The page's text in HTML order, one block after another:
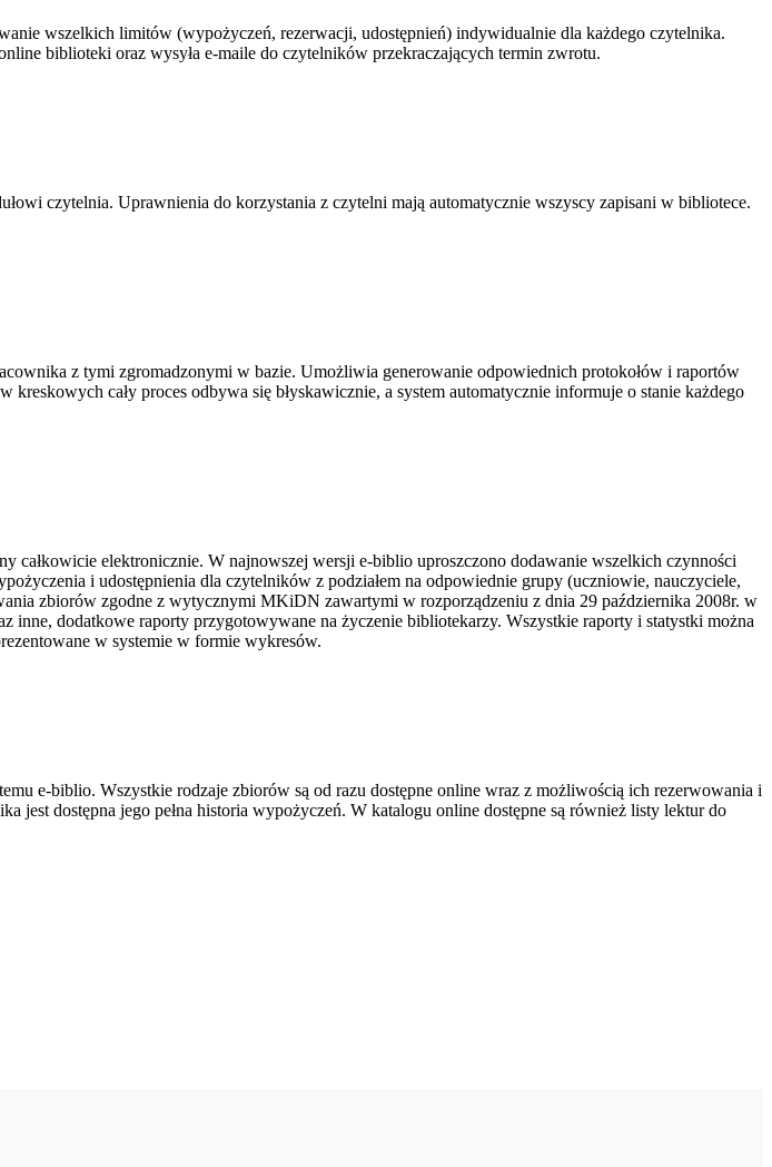
wszelkich limitów (wypożyczeń, rezerwacji, udostępnień) indywidualnie dla każdego czytelnika.
biblioteki oraz wysyła e-maile do czytelników przekraczających termin zwrotu.
czytelnia. Uprawnienia do korzystania z czytelni mają automatycznie wszyscy zapisani w bibliotece.
z tymi zgromadzonymi w bazie. Umożliwia generowanie odpowiednich protokołów i raportów
cały proces odbywa się błyskawicznie, a system automatycznie informuje o stanie każdego
całkowicie elektronicznie. W najnowszej wersji e-biblio uproszczono dodawanie wszelkich czynności
i udostępnienia dla czytelników z podziałem na odpowiednie grupy (uczniowie, nauczyciele,
zbiorów zgodne z wytycznymi MKiDN zawartymi w rozporządzeniu z dnia 29 października 2008r. w
inne, dodatkowe raporty przygotowywane na życzenie bibliotekarzy. Wszystkie raporty i statystki można
w systemie w formie wykresów.
e-biblio. Wszystkie rodzaje zbiorów są od razu dostępne online wraz z możliwością ich rezerwowania i
dostępna jego pełna historia wypożyczeń. W katalogu online dostępne są również listy lektur do